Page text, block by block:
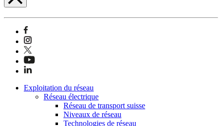
Exploitation du réseau
Réseau électrique
Réseau de transport suisse
Niveaux de réseau
Technologies de réseau